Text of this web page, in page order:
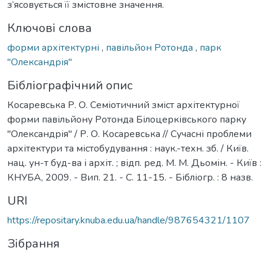
з’ясовується її змістовне значення.
Ключові слова
форми архітектурні , павільйон Ротонда , парк
"Олександрія"
Бібліографічний опис
Косаревська Р. О. Семіотичний зміст архітектурної
форми павільйону Ротонда Білоцерківського парку
"Олександрія" / Р. О. Косаревська // Сучасні проблеми
архітектури та містобудування : наук.-техн. зб. / Київ.
нац. ун-т буд-ва і архіт. ; відп. ред. М. М. Дьомін. - Київ :
КНУБА, 2009. - Вип. 21. - С. 11-15. - Бібліогр. : 8 назв.
URI
https://repositary.knuba.edu.ua/handle/987654321/1107
Зібрання